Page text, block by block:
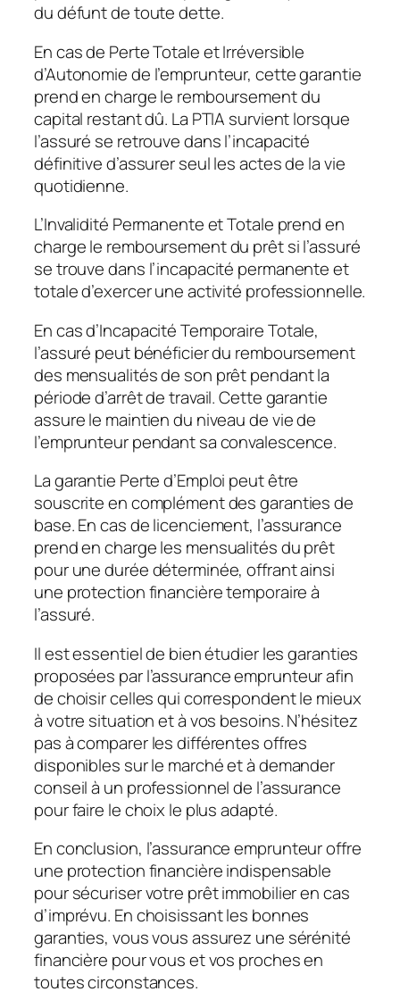
du défunt de toute dette.
En cas de Perte Totale et Irréversible
d’Autonomie de l’emprunteur, cette garantie
prend en charge le remboursement du
capital restant dû. La PTIA survient lorsque
l’assuré se retrouve dans l’incapacité
définitive d’assurer seul les actes de la vie
quotidienne.
L’Invalidité Permanente et Totale prend en
charge le remboursement du prêt si l’assuré
se trouve dans l’incapacité permanente et
totale d’exercer une activité professionnelle.
En cas d’Incapacité Temporaire Totale,
l’assuré peut bénéficier du remboursement
des mensualités de son prêt pendant la
période d’arrêt de travail. Cette garantie
assure le maintien du niveau de vie de
l’emprunteur pendant sa convalescence.
La garantie Perte d’Emploi peut être
souscrite en complément des garanties de
base. En cas de licenciement, l’assurance
prend en charge les mensualités du prêt
pour une durée déterminée, offrant ainsi
une protection financière temporaire à
l’assuré.
Il est essentiel de bien étudier les garanties
proposées par l’assurance emprunteur afin
de choisir celles qui correspondent le mieux
à votre situation et à vos besoins. N’hésitez
pas à comparer les différentes offres
disponibles sur le marché et à demander
conseil à un professionnel de l’assurance
pour faire le choix le plus adapté.
En conclusion, l’assurance emprunteur offre
une protection financière indispensable
pour sécuriser votre prêt immobilier en cas
d’imprévu. En choisissant les bonnes
garanties, vous vous assurez une sérénité
financière pour vous et vos proches en
toutes circonstances.